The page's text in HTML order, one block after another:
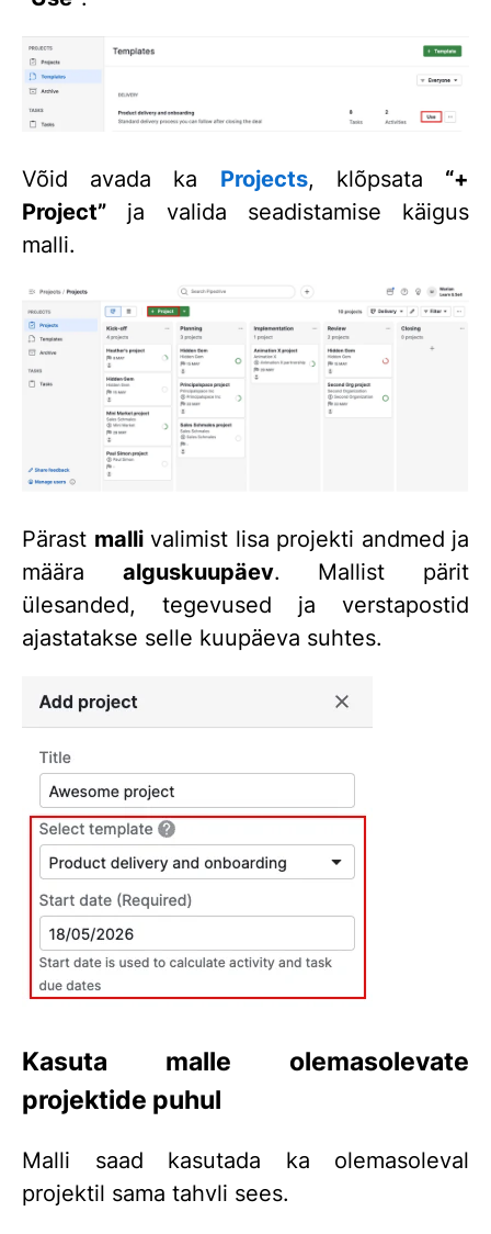
Võid avada ka Projects, klõpsata “+
Project” ja valida seadistamise käigus
malli.
Pärast mallivalimist lisa projekti andmed ja
määra alguskuupäev. Mallist pärit
ülesanded, tegevused ja verstapostid
ajastatakse selle kuupäeva suhtes.
Kasuta malle olemasolevate
projektide puhul
Malli saad kasutada ka olemasoleval
projektil sama tahvli sees.